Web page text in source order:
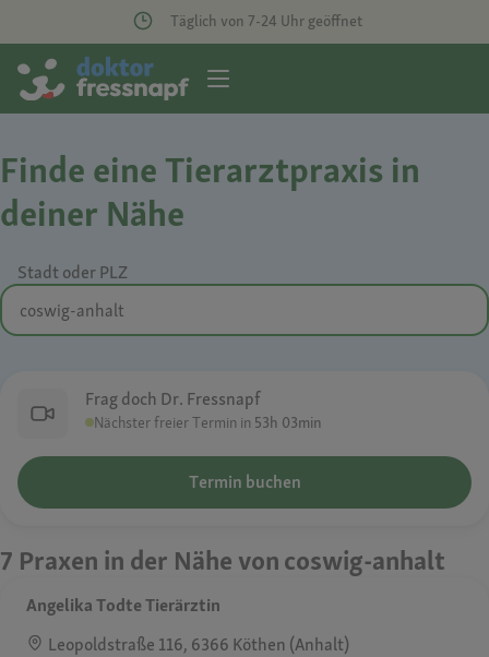
Täglich von 7-24 Uhr geöffnet
Finde eine Tierarztpraxis in
deiner Nähe
Stadt oder PLZ
Frag doch Dr. Fressnapf
Nächster freier Termin in 53h 03min
Termin buchen
7 Praxen in der Nähe von coswig-anhalt
Angelika Todte Tierärztin
Leopoldstraße 116, 6366 Köthen (Anhalt)